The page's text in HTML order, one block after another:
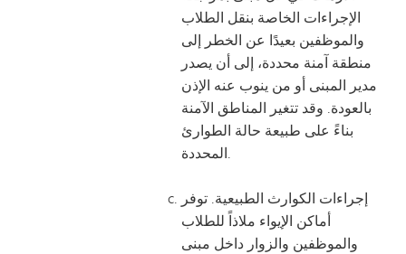
الإجراءات الخاصة بنقل الطلاب
والموظفين بعيدًا عن الخطر إلى
منطقة آمنة محددة، إلى أن يصدر
مدير المبنى أو من ينوب عنه الإذن
بالعودة. وقد تتغير المناطق الآمنة
بناءً على طبيعة حالة الطوارئ
المحددة.
إجراءات الكوارث الطبيعية. توفر
أماكن الإيواء ملاذاً للطلاب
والموظفين والزوار داخل مبنى